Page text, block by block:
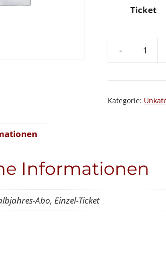
Ticket
-
Vollmond-
24
Einzelticket
Kategorie:
Informationen
Abo, Einzel-Ticket